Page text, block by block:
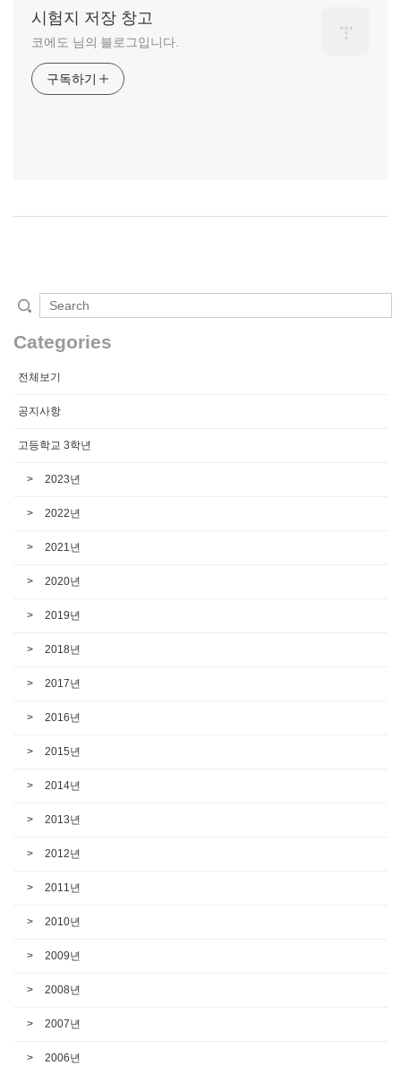
시험지 저장 창고
코에도 님의 블로그입니다.
구독하기
Categories
전체보기
공지사항
고등학교 3학년
2023년
2022년
2021년
2020년
2019년
2018년
2017년
2016년
2015년
2014년
2013년
2012년
2011년
2010년
2009년
2008년
2007년
2006년